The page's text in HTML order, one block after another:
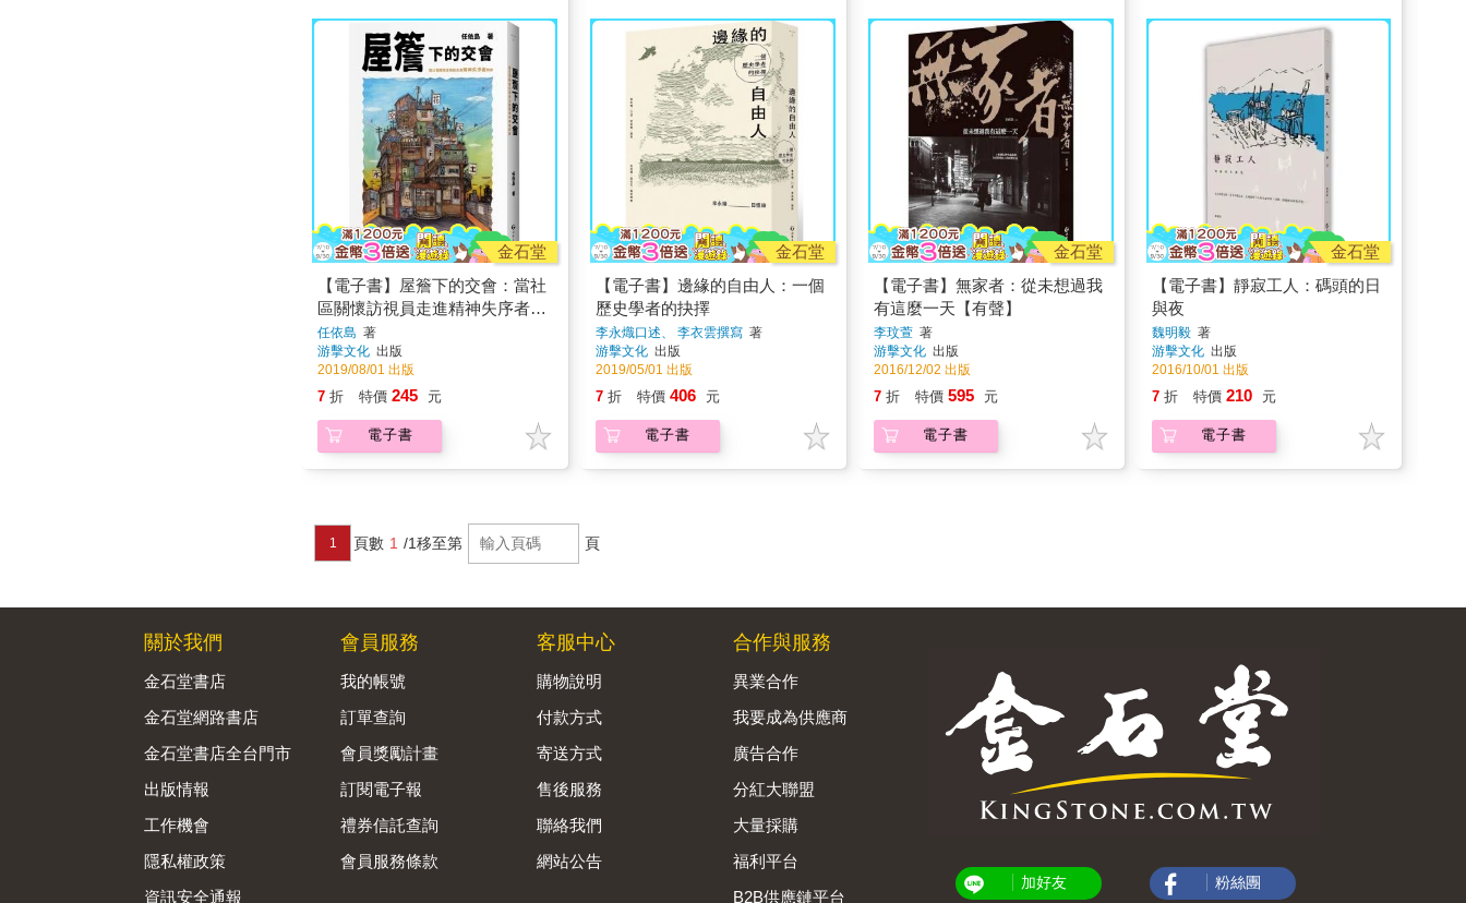
金石堂
【電子書】屋簷下的交會：當社
區關懷訪視員走進精神失序者的
家
任依島 著
游擊文化 出版
2019/08/01 出版
7 折 特價 245 元
電子書
金石堂
【電子書】邊緣的自由人：一個
歷史學者的抉擇
李永熾口述、 李衣雲撰寫著
游擊文化 出版
2019/05/01 出版
7 折 特價 406 元
電子書
金石堂
【電子書】無家者：從未想過我
有這麼一天【有聲】
李玟萱著
游擊文化 出版
2016/12/02 出版
7 折 特價 595 元
電子書
金石堂
【電子書】靜寂工人：碼頭的日
與夜
魏明毅著
游擊文化 出版
2016/10/01 出版
7 折 特價 210 元
電子書
1 頁數 1 /1移至第 頁
關於我們
金石堂書店
金石堂網路書店
金石堂書店全台門市
出版情報
工作機會
隱私權政策
資訊安全通報
會員服務
我的帳號
訂單查詢
會員獎勵計畫
訂閱電子報
禮券信託查詢
會員服務條款
客服中心
購物說明
付款方式
寄送方式
售後服務
聯絡我們
網站公告
合作與服務
異業合作
我要成為供應商
廣告合作
分紅大聯盟
大量採購
福利平台
B2B供應鏈平台
加好友 粉絲團